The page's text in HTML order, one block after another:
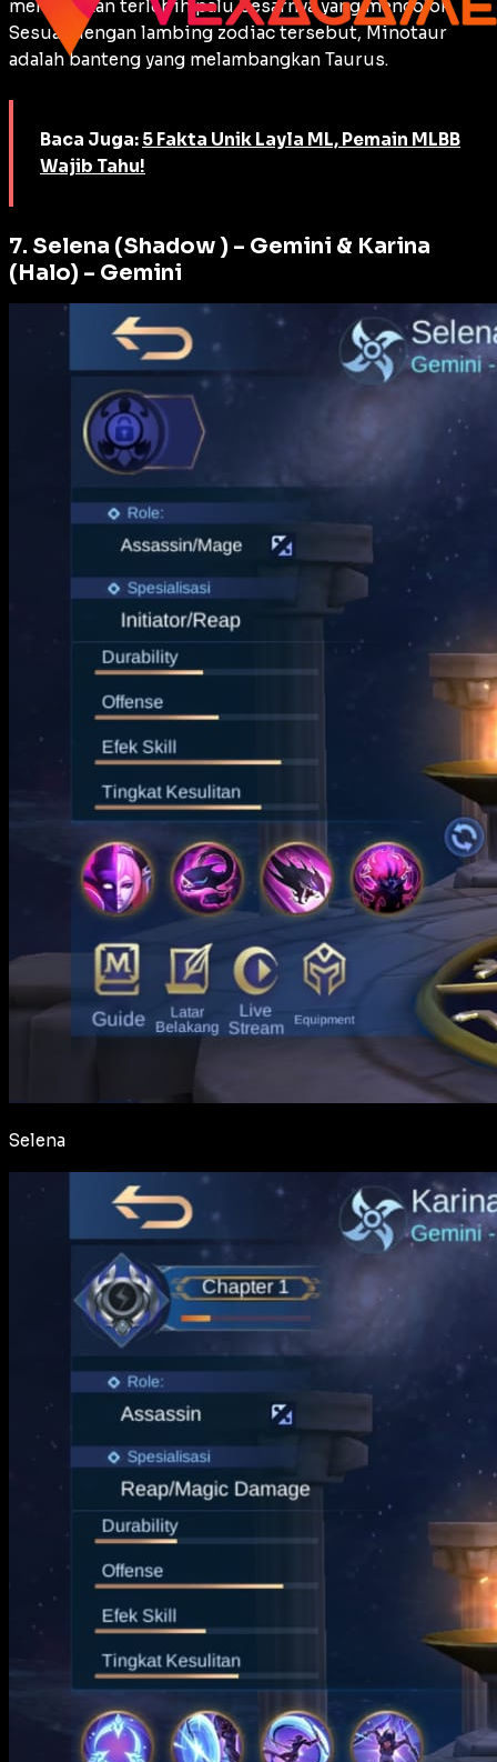
menakutkan terlebih palu besarnya yang mencolok.
Sesuai dengan lambing zodiac tersebut, Minotaur
adalah banteng yang melambangkan Taurus.
Baca Juga: 5 Fakta Unik Layla ML, Pemain MLBB
Wajib Tahu!
7. Selena (Shadow ) – Gemini & Karina
(Halo) – Gemini
Selena